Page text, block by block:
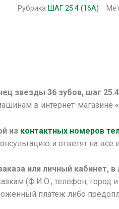
Рубрика ШАГ 25.4 (16А)
звезды 36 зубов, шаг
в интернет-магазине
из контактных номеров
и ответят на все
или личный кабинет,
(Ф.И.О., телефон, город и
платеж либо